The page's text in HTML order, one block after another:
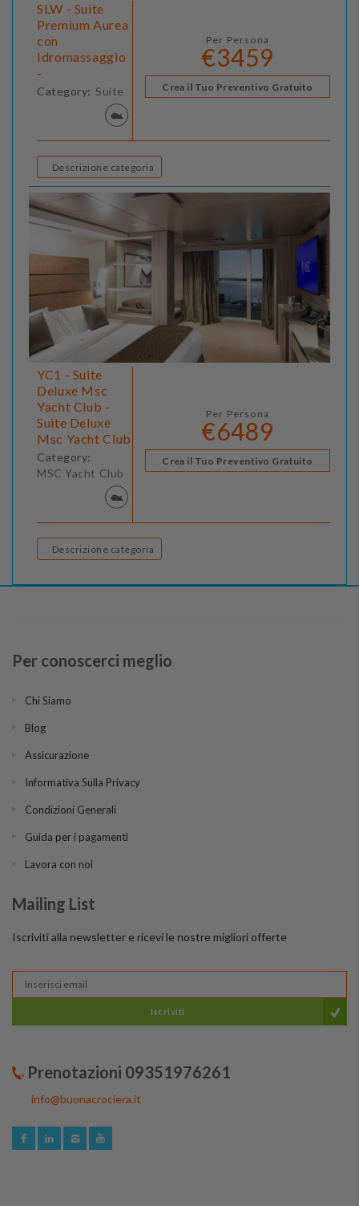
SLW - Suite
Premium Aurea
con
Idromassaggio
-
Category: Suite
Per Persona
€3459
Crea il Tuo Preventivo Gratuito
Descrizione categoria
YC1 - Suite
Deluxe Msc
Yacht Club -
Suite Deluxe
Msc Yacht Club
Category:
MSC Yacht Club
Per Persona
€6489
Crea il Tuo Preventivo Gratuito
Descrizione categoria
Per conoscerci meglio
Chi Siamo
Blog
Assicurazione
Informativa Sulla Privacy
Condizioni Generali
Guida per i pagamenti
Lavora con noi
Mailing List
Iscriviti alla newsletter e ricevi le nostre migliori offerte
Iscriviti
Prenotazioni 09351976261
info@buonacrociera.it